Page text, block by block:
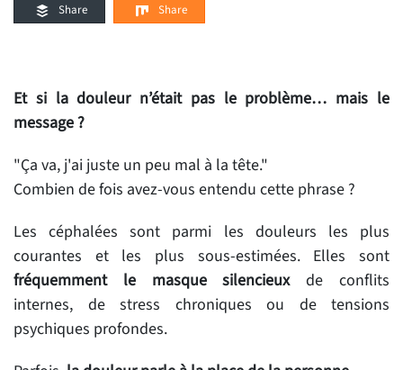
Share
Share
Et si la douleur n’était pas le problème… mais le
message ?
"Ça va, j'ai juste un peu mal à la tête."
Combien de fois avez-vous entendu cette phrase ?
Les céphalées sont parmi les douleurs les plus
courantes et les plus sous-estimées. Elles sont
fréquemment le masque silencieuxde conflits
internes, de stress chroniques ou de tensions
psychiques profondes.